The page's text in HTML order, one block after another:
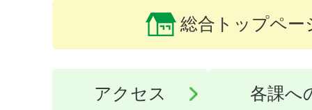
総合トップペー
アクセス 各課へ